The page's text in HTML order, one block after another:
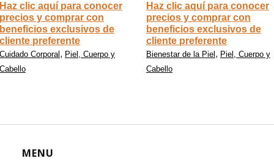
Haz clic aquí para conocer
precios y comprar con
beneficios exclusivos de
cliente preferente
Cuidado Corporal , Piel, Cuerpo y
Cabello
Haz clic aquí para conocer
precios y comprar con
beneficios exclusivos de
cliente preferente
Bienestar de la Piel , Piel, Cuerpo y
Cabello
MENU